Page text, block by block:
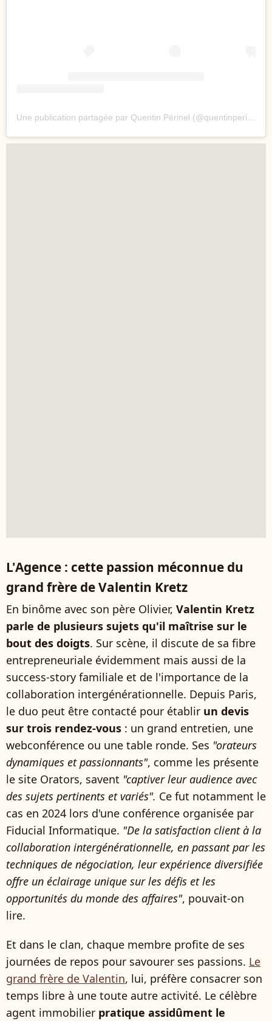
L'Agence : cette passion méconnue du
grand frère de Valentin Kretz
En binôme avec son père Olivier, Valentin Kretz
parle de plusieurs sujets qu'il maîtrise sur le
bout des doigts. Sur scène, il discute de sa fibre
entrepreneuriale évidemment mais aussi de la
success-story familiale et de l'importance de la
collaboration intergénérationnelle. Depuis Paris,
le duo peut être contacté pour établir un devis
sur trois rendez-vous : un grand entretien, une
webconférence ou une table ronde. Ses "orateurs
dynamiques et passionnants", comme les présente
le site Orators, savent "captiver leur audience avec
des sujets pertinents et variés". Ce fut notamment le
cas en 2024 lors d'une conférence organisée par
Fiducial Informatique. "De la satisfaction client à la
collaboration intergénérationnelle, en passant par les
techniques de négociation, leur expérience diversifiée
offre un éclairage unique sur les défis et les
opportunités du monde des affaires", pouvait-on
lire.
Et dans le clan, chaque membre profite de ses
journées de repos pour savourer ses passions. Le
grand frère de Valentin, lui, préfère consacrer son
temps libre à une toute autre activité. Le célèbre
agent immobilier pratique assidûment le